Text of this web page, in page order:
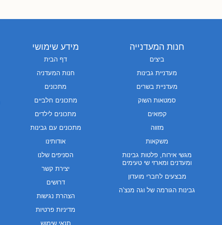
חנות המעדנייה
ביצים
מעדניית גבינות
מעדניית בשרים
סמטאות השוק
קפואים
מזווה
משקאות
מגשי אירוח, פלטות גבינות
ומעדנים ומארזי שי טעימים
מבצעים לחברי מועדון
גבינות הגורמה של וגה מנצ’ה
מידע שימושי
דף הבית
חנות המעדניה
מתכונים
מתכונים חלביים
מתכונים לילדים
מתכונים עם גבינות
אודותינו
הסניפים שלנו
יצירת קשר
דרושים
הצהרת נגישות
מדיניות פרטיות
תנאי שימוש